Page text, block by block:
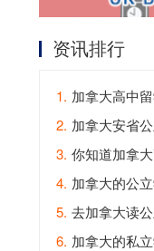
资讯排行
1. 加拿大高中
2. 加拿大安省
3. 你知道加拿
4. 加拿大的公
5. 去加拿大读
6. 加拿大的私